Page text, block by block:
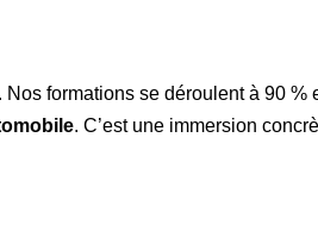
formations se déroulent à 90 %
. C’est une immersion